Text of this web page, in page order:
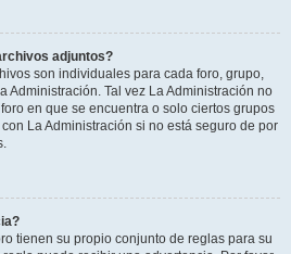
adjuntos?
son individuales para cada foro, grupo,
Administración. Tal vez La Administración no
en que se encuentra o solo ciertos grupos
La Administración si no está seguro de por
tienen su propio conjunto de reglas para su